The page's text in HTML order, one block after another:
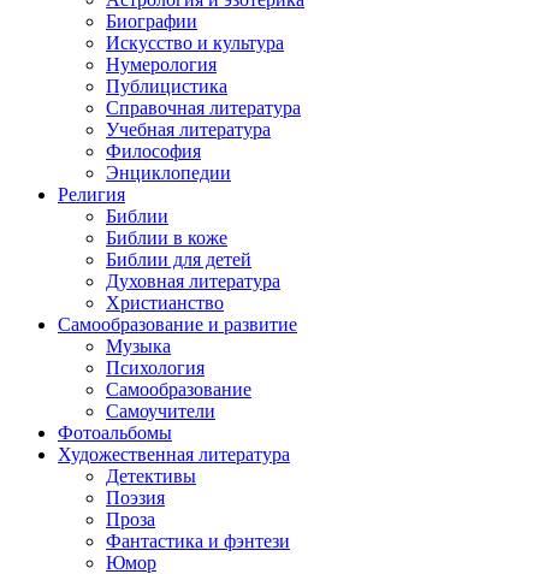
Биографии
Искусство и культура
Нумерология
Публицистика
Справочная литература
Учебная литература
Философия
Энциклопедии
Религия
Библии
Библии в коже
Библии для детей
Духовная литература
Христианство
Самообразование и развитие
Музыка
Психология
Самообразование
Самоучители
Фотоальбомы
Художественная литература
Детективы
Поэзия
Проза
Фантастика и фэнтези
Юмор